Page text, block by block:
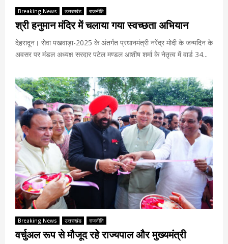
Breaking News उत्तराखंड राजनीति
श्री हनुमान मंदिर में चलाया गया स्वच्छता अभियान
देहरादून। सेवा पखवाड़ा-2025 के अंतर्गत प्रधानमंत्री नरेंद्र मोदी के जन्मदिन के
अवसर पर मंडल अध्यक्ष सरदार पटेल मण्डल आशीष शर्मा के नेतृत्व में वार्ड 34...
Breaking News उत्तराखंड राजनीति
वर्चुअल रूप से मौजूद रहे राज्यपाल और मुख्यमंत्री